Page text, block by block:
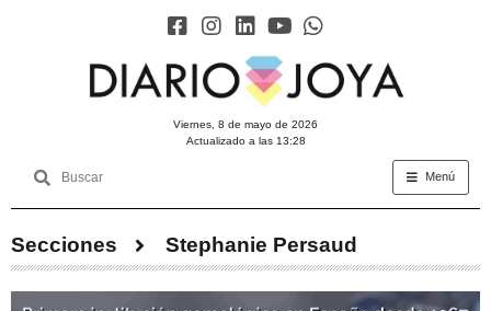
viernes, 8 de mayo de 2026
Actualizado a las 13:28
Menú
Secciones Stephanie Persaud